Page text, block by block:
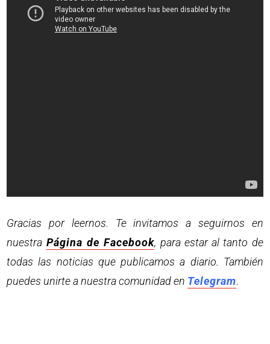
Gracias por leernos. Te invitamos a seguirnos en
nuestra Página de Facebook, para estar al tanto de
todas las noticias que publicamos a diario. También
puedes unirte a nuestra comunidad en Telegram.